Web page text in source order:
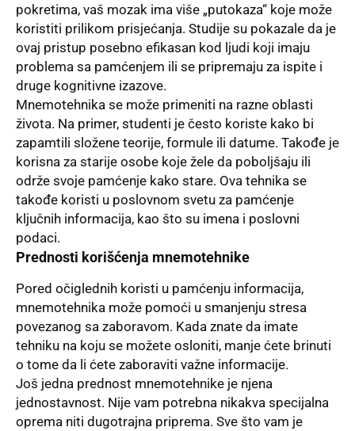
pokretima, vaš mozak ima više „putokaza“ koje može
koristiti prilikom prisjećanja. Studije su pokazale da je
ovaj pristup posebno efikasan kod ljudi koji imaju
problema sa pamćenjem ili se pripremaju za ispite i
druge kognitivne izazove.
Mnemotehnika se može primeniti na razne oblasti
života. Na primer, studenti je često koriste kako bi
zapamtili složene teorije, formule ili datume. Takođe je
korisna za starije osobe koje žele da poboljšaju ili
održe svoje pamćenje kako stare. Ova tehnika se
takođe koristi u poslovnom svetu za pamćenje
ključnih informacija, kao što su imena i poslovni
podaci.
Prednosti korišćenja mnemotehnike
Pored očiglednih koristi u pamćenju informacija,
mnemotehnika može pomoći u smanjenju stresa
povezanog sa zaboravom. Kada znate da imate
tehniku na koju se možete osloniti, manje ćete brinuti
o tome da li ćete zaboraviti važne informacije.
Još jedna prednost mnemotehnike je njena
jednostavnost. Nije vam potrebna nikakva specijalna
oprema niti dugotrajna priprema. Sve što vam je